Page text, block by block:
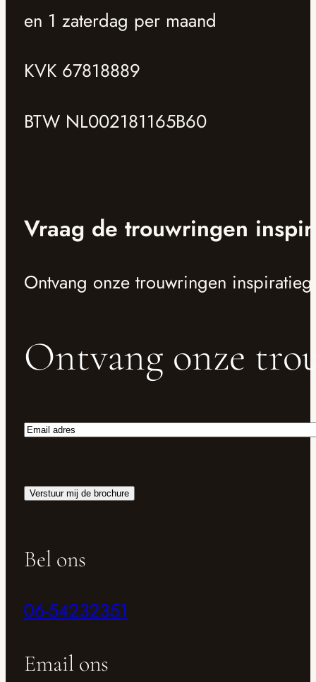
en 1 zaterdag per maand
KVK 67818889
BTW NL002181165B60
Vraag de trouwringen
Ontvang onze trouwringen
Ontvang onze
Email
Verstuur mij de brochure
Bel ons
06-54232351
Email ons